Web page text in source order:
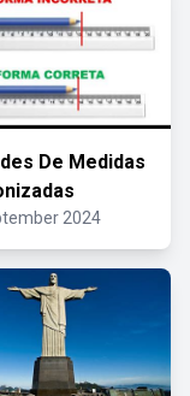
De Medidas
2024